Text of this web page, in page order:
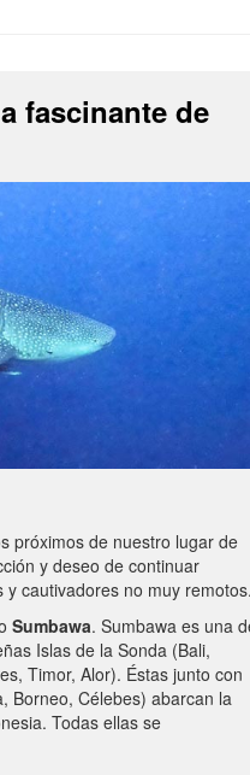
fascinante de
próximos de nuestro lugar de
y deseo de continuar
cautivadores no muy remotos.
Sumbawa. Sumbawa es una
Islas de la Sonda (Bali,
Timor, Alor). Éstas junto con
Borneo, Célebes) abarcan la
Todas ellas se